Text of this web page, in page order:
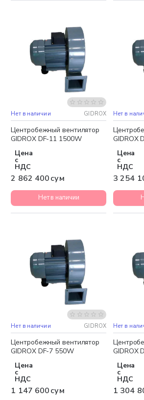
Бесплатная доставка
Нет в наличии GIDROX
Центробежный вентилятор
GIDROX DF-11 1500W
Цена
с
НДС
2 862 400 сум
Нет в наличии
Нет в
GIDROX
Цена
с
НДС
3 254
Бесплатная доставка
Нет в наличии GIDROX
Центробежный вентилятор
GIDROX DF-7 550W
Цена
с
НДС
1 147 600 сум
Нет в
GIDROX
Цена
с
НДС
1 304